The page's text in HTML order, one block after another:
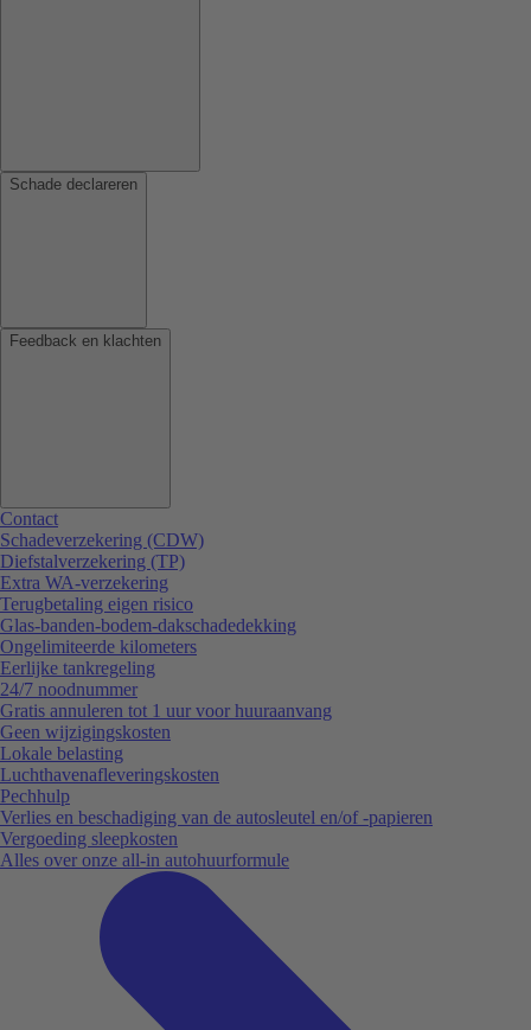
Schade declareren
Feedback en klachten
Contact
Schadeverzekering (CDW)
Diefstalverzekering (TP)
Extra WA-verzekering
Terugbetaling eigen risico
Glas-banden-bodem-dakschadedekking
Ongelimiteerde kilometers
Eerlijke tankregeling
24/7 noodnummer
Gratis annuleren tot 1 uur voor huuraanvang
Geen wijzigingskosten
Lokale belasting
Luchthavenafleveringskosten
Pechhulp
Verlies en beschadiging van de autosleutel en/of -papieren
Vergoeding sleepkosten
Alles over onze all-in autohuurformule